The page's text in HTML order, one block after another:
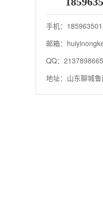
手机：
邮箱：
QQ：2137898665
地址：山东聊城